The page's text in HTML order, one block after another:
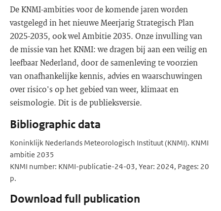
De KNMI-ambities voor de komende jaren worden
vastgelegd in het nieuwe Meerjarig Strategisch Plan
2025-2035, ook wel Ambitie 2035. Onze invulling van
de missie van het KNMI: we dragen bij aan een veilig en
leefbaar Nederland, door de samenleving te voorzien
van onafhankelijke kennis, advies en waarschuwingen
over risico's op het gebied van weer, klimaat en
seismologie. Dit is de publieksversie.
Bibliographic data
Koninklijk Nederlands Meteorologisch Instituut (KNMI). KNMI
ambitie 2035
KNMI number: KNMI-publicatie-24-03, Year: 2024, Pages: 20
p.
Download full publication